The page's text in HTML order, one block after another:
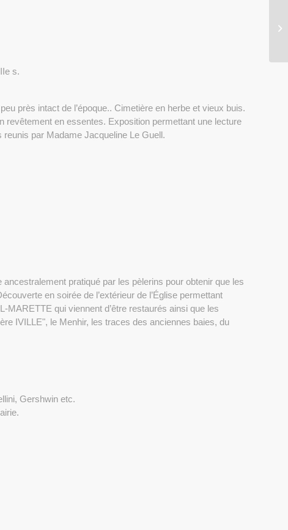
s.
près intact de l’époque.. Cimetière en herbe et vieux buis.
en essentes. Exposition permettant une lecture
reunis par Madame Jacqueline Le Guell.
ancestralement pratiqué par les pèlerins pour obtenir que les
en soirée de l’extérieur de l’Église permettant
MARETTE qui viennent d’être restaurés ainsi que les
IVILLE", le Menhir, les traces des anciennes baies, du
Gershwin etc.